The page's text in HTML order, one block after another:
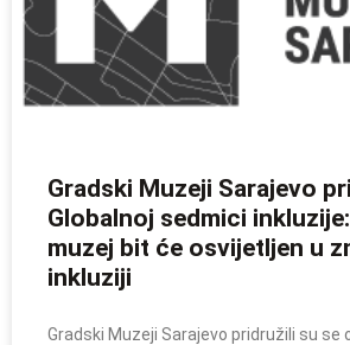
Gradski Muzeji Sarajevo
Globalnoj sedmici
muzej bit će osvijetljen u
inkluziji
Gradski Muzeji Sarajevo pridružili su se